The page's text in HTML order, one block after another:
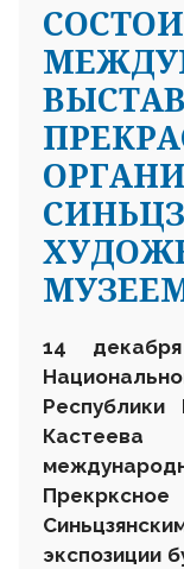
14
Республики
экспозиции